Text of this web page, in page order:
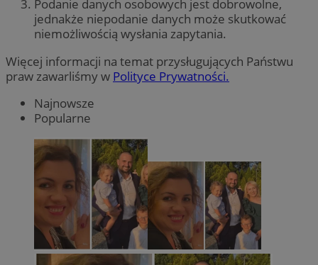
Podanie danych osobowych jest dobrowolne,
jednakże niepodanie danych może skutkować
niemożliwością wysłania zapytania.
Więcej informacji na temat przysługujących Państwu
praw zawarliśmy w Polityce Prywatności.
Najnowsze
Popularne